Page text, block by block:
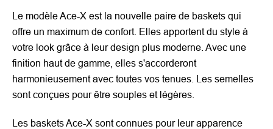
Le modèle Ace-X est la nouvelle paire de baskets qui
offre un maximum de confort. Elles apportent du style à
votre look grâce à leur design plus moderne. Avec une
finition haut de gamme, elles s'accorderont
harmonieusement avec toutes vos tenues. Les semelles
sont conçues pour être souples et légères.
Les baskets Ace-X sont connues pour leur apparence